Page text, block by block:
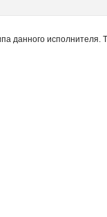
данного